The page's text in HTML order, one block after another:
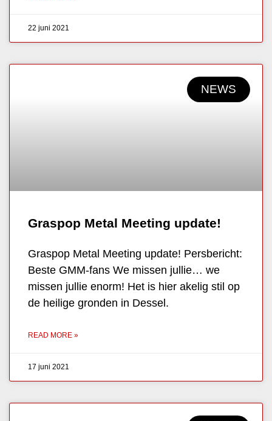
22 juni 2021
NEWS
Graspop Metal Meeting update!
Graspop Metal Meeting update! Persbericht:
Beste GMM-fans We missen jullie… we
missen jullie enorm! Het is hier akelig stil op
de heilige gronden in Dessel.
READ MORE »
17 juni 2021